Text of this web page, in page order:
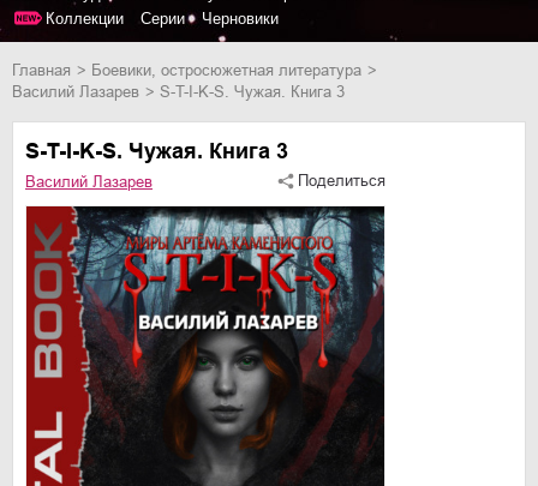
Коллекции
Серии Черновики
Главная
боевики, остросюжетная литература
Василий Лазарев
S-T-I-K-S. Чужая. Книга 3
S-T-I-K-S. Чужая. Книга 3
Василий Лазарев Поделиться